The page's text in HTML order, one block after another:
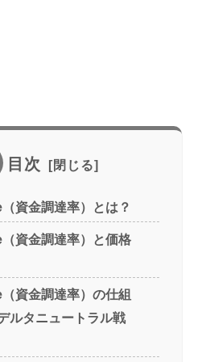
目次
資金調達率）とは？
資金調達率）と価格
資金調達率）の仕組
ルタニュートラル戦